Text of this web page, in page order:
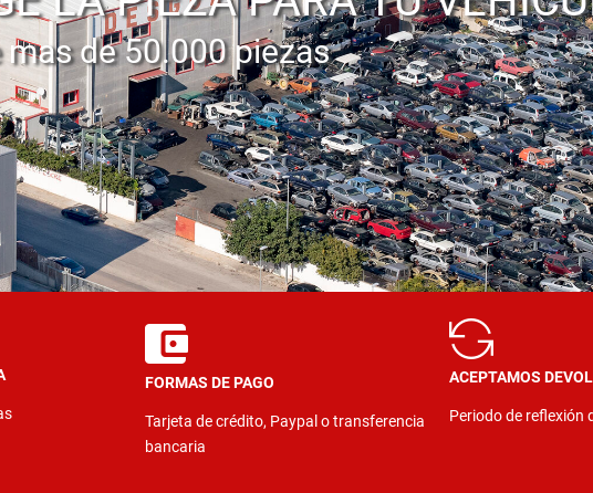
mas de 50.000 piezas
FORMAS DE PAGO
Tarjeta de crédito, Paypal o transferencia
bancaria
ACEPTAMOS
Periodo de reflexión